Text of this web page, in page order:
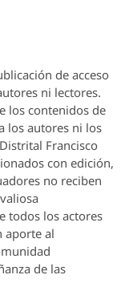
de acceso
ni lectores.
los contenidos de
los autores ni los
Francisco
con edición,
no reciben
todos los actores
aporte al
de las